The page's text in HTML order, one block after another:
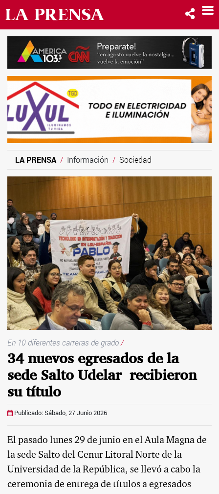
LA PRENSA Información Sociedad
En 10 diferentes carreras de grado/
34 nuevos egresados de la
sede Salto Udelar recibieron
su título
Publicado: Sábado, 27 Junio 2026
El pasado lunes 29 de junio en el Aula Magna de
la sede Salto del Cenur Litoral Norte de la
Universidad de la República, se llevó a cabo la
ceremonia de entrega de títulos a egresados